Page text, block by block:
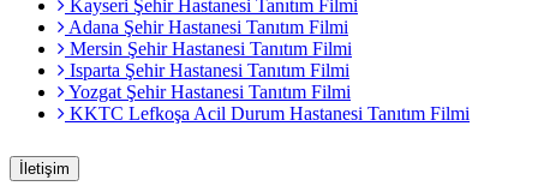
Kayseri Şehir Hastanesi Tanıtım Filmi
Adana Şehir Hastanesi Tanıtım Filmi
Mersin Şehir Hastanesi Tanıtım Filmi
Isparta Şehir Hastanesi Tanıtım Filmi
Yozgat Şehir Hastanesi Tanıtım Filmi
KKTC Lefkoşa Acil Durum Hastanesi Tanıtım Filmi
İletişim